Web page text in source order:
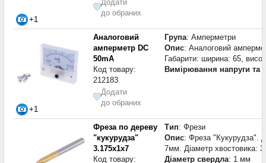
+1
Додати
до обраних
+1
Аналоговий
амперметр DC
50mA
Код товару:
212183
Додати
до обраних
Група: Амперметри
Опис: Аналоговий
Габарити: ширина: 65,
Вимірювання напруги та
Фреза по дереву
"кукурудза"
3.175x1x7
Код товару:
Тип: Фрези
Опис: Фреза "Кукурудза".
7мм. Діаметр
Діаметр свердла: 1 мм